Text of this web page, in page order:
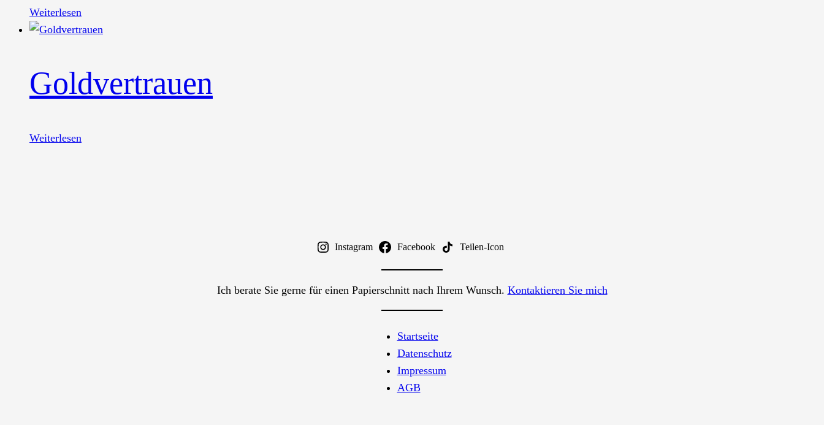
Weiterlesen
Goldvertrauen
Weiterlesen
Instagram Facebook Teilen-Icon
Ich berate Sie gerne für einen Papierschnitt nach Ihrem Wunsch. Kontaktieren Sie mich
Startseite
Datenschutz
Impressum
AGB